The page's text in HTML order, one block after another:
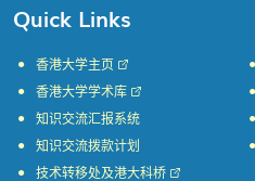
Quick Links
香港大学主页
香港大学学术库
知识交流汇报系统
知识交流拨款计划
技术转移处及港大科桥